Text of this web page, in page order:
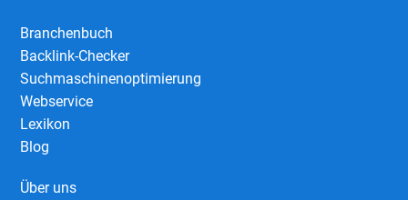
Branchenbuch
Backlink-Checker
Suchmaschinenoptimierung
Webservice
Lexikon
Blog
Über uns